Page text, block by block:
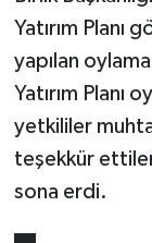
Yatırım Planı
yapılan
Yatırım Planı
yetkililer
teşekkür
sona erdi.